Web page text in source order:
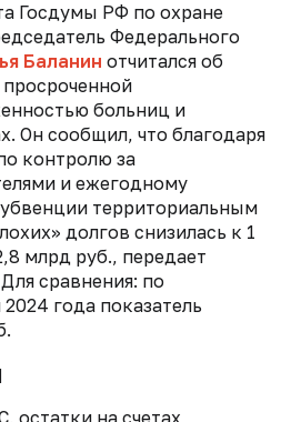
Госдумы РФ по охране
Федерального
Баланин отчитался об
больниц и
Он сообщил, что благодаря
контролю за
и ежегодному
территориальным
долгов снизилась к 1
млрд руб., передает
сравнения: по
года показатель